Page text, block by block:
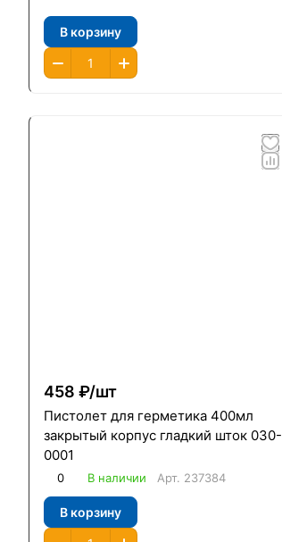
В корзину
458 ₽/шт
Пистолет для герметика 400мл
закрытый корпус гладкий шток 030-
0001
0 В наличии Арт. 237384
В корзину